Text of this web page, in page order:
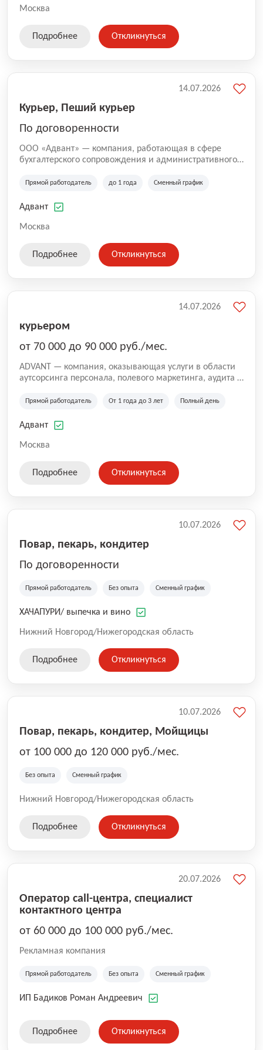
Москва
Подробнее Откликнуться
Курьер, Пеший курьер
По договоренности
ООО «Адвант» — компания, работающая в сфере
бухгалтерского сопровождения и административного
зарегистрирована в Санкт-Петербурге и
лиц и коммерческих организаций.
Прямой работодатель до 1 года Сменный график
Адвант
Москва
14.07.2026
Подробнее Откликнуться
курьером
от 70 000 до 90 000 руб./мес.
ADVANT — компания, оказывающая услуги в области
аутсорсинга персонала, полевого маркетинга, аудита и
региональных клиентов. Мы работаем на рынке с
Казахстана и Беларуси, сотрудничая с компаниями из
Прямой работодатель От 1 года до 3 лет Полный день
Адвант
Москва
14.07.2026
Подробнее Откликнуться
Повар, пекарь, кондитер
По договоренности
Прямой работодатель Без опыта Сменный график
ХАЧАПУРИ/ выпечка и вино
Нижний Новгород/Нижегородская область
10.07.2026
Подробнее Откликнуться
Повар, пекарь, кондитер, Мойщицы
от 100 000 до 120 000 руб./мес.
Без опыта Сменный график
Нижний Новгород/Нижегородская область
10.07.2026
Подробнее Откликнуться
Оператор call-центра, специалист
контактного центра
от 60 000 до 100 000 руб./мес.
Рекламная компания
Прямой работодатель Без опыта Сменный график
ИП Бадиков Роман Андреевич
20.07.2026
Подробнее Откликнуться